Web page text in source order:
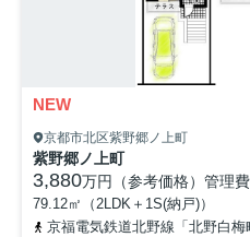
NEW
京都市北区紫野郷ノ上町
紫野郷ノ上町
3,880万円（参考価格） 管理費
79.12㎡（2LDK＋1S(納戸)）
京福電気鉄道北野線「北野白